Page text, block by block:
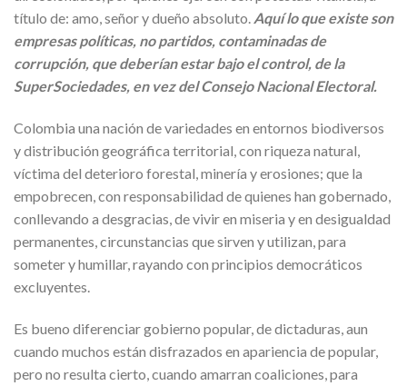
título de: amo, señor y dueño absoluto. Aquí lo que existe son
empresas políticas, no partidos, contaminadas de
corrupción, que deberían estar bajo el control, de la
SuperSociedades, en vez del Consejo Nacional Electoral.
Colombia una nación de variedades en entornos biodiversos
y distribución geográfica territorial, con riqueza natural,
víctima del deterioro forestal, minería y erosiones; que la
empobrecen, con responsabilidad de quienes han gobernado,
conllevando a desgracias, de vivir en miseria y en desigualdad
permanentes, circunstancias que sirven y utilizan, para
someter y humillar, rayando con principios democráticos
excluyentes.
Es bueno diferenciar gobierno popular, de dictaduras, aun
cuando muchos están disfrazados en apariencia de popular,
pero no resulta cierto, cuando amarran coaliciones, para